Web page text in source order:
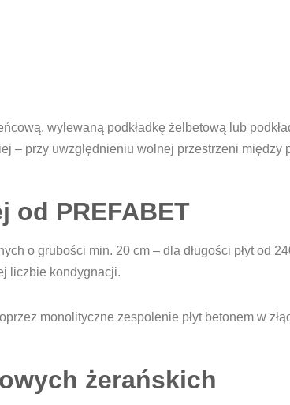
wylewaną podkładkę żelbetową lub
– przy uwzględnieniu wolnej przestrzeni między
od PREFABET
o grubości min. 20 cm – dla długości płyt od
liczbie kondygnacji.
monolityczne zespolenie płyt betonem w
żerańskich